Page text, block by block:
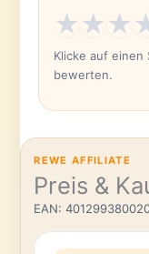
★★★
Klicke auf einen
bewerten.
REWE AFFILIATE
Preis &
EAN: